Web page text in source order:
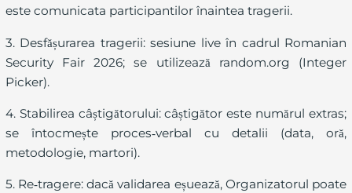
este comunicata participantilor înaintea tragerii.
3. Desfășurarea tragerii: sesiune live în cadrul Romanian
Security Fair 2026; se utilizează random.org (Integer
Picker).
4. Stabilirea câștigătorului: câștigător este numărul extras;
se întocmește proces‑verbal cu detalii (data, oră,
metodologie, martori).
5. Re‑tragere: dacă validarea eșuează, Organizatorul poate